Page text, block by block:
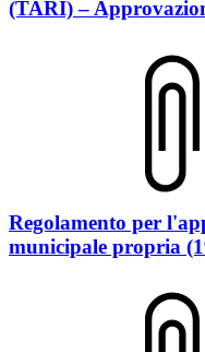
(TARI) –
Regolamento per
municipale propria